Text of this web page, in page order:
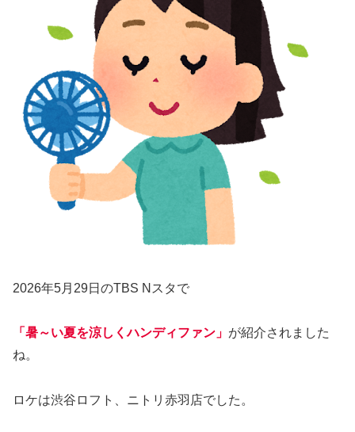
2026年5月29日のTBS Nスタで
「暑～い夏を涼しくハンディファン」 が紹介されました
ね。
ロケは渋谷ロフト、ニトリ赤羽店でした。